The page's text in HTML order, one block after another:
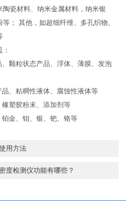
瓷材料、纳米金属材料，纳米银
； 其他，如超细纤维、多孔织物、
颗粒状态产品、浮体、薄膜、发泡
、粘稠性液体、腐蚀性液体等
塑胶粉末、添加剂等
金、钼、银、钯、铬等
用方法
度检测仪功能有哪些？